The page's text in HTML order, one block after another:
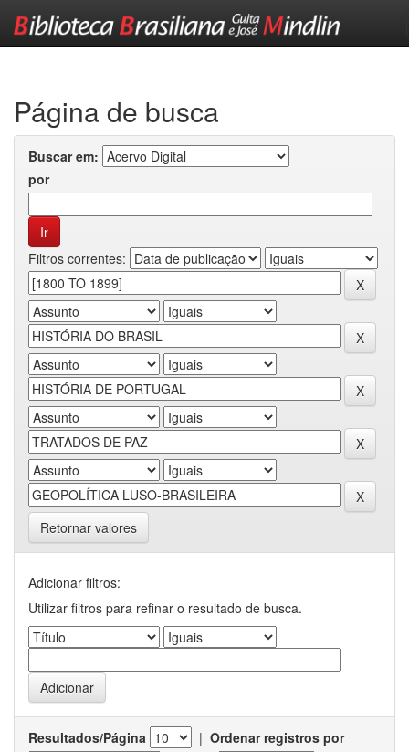
Página de busca
Buscar em:
por
Filtros correntes:
Retornar valores
Adicionar filtros:
Utilizar filtros para refinar o resultado de busca.
Resultados/Página | Ordenar registros por